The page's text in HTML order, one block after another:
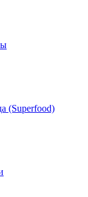
(Superfood)